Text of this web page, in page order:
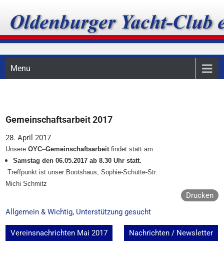
content
Oldenburger Yacht-Club
e.V.
Menu
Gemeinschaftsarbeit 2017
28. April 2017
UnsereOYC–Gemeinschaftsarbeitfindet statt am
Samstag den 06.05.2017 ab 8.30 Uhr statt.
Treffpunkt ist unser Bootshaus, Sophie-Schütte-Str.
Michi Schmitz
Drucken
Allgemein & Wichtig, Unterstützung gesucht
Beitragsnavigation
Vereinsnachrichten Mai 2017 Nachrichten / Newsletter